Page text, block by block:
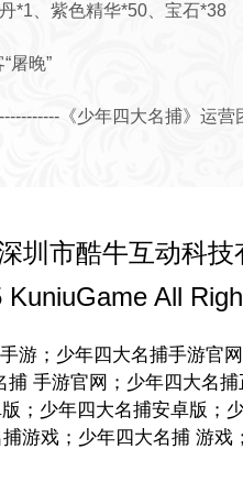
*1、紫色精华*50、宝石*38
屠晚”
四大名捕》运营
圳市酷牛互动科技
All
游；少年四大名捕手游官
手游官网；少年四大名
；少年四大名捕安卓版；
游戏；少年四大名捕 游戏